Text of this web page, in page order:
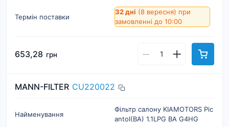
Термін поставки
32 дні (8 вересня) при
замовленні до 10:00
653,28 грн
MANN-FILTER CU220022
Найменування
Фільтр салону KIAMOTORS Pic
antoI(BA) 1.1LPG BA G4HG